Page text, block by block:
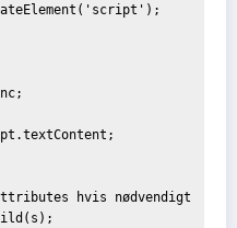
hvis nødvendigt